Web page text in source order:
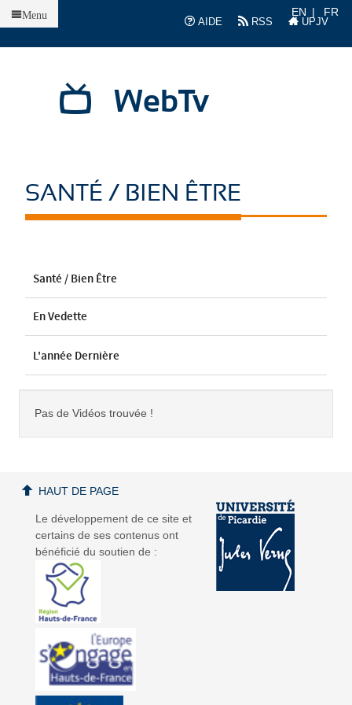
AIDE
RSS UPJV
EN FR
WebTv
Menu
SANTÉ / BIEN ÊTRE
Santé / Bien Être
En Vedette
L'année Dernière
Pas de Vidéos trouvée !
Le développement de ce site et
certains de ses contenus ont
bénéficié du soutien de :
HAUT DE PAGE